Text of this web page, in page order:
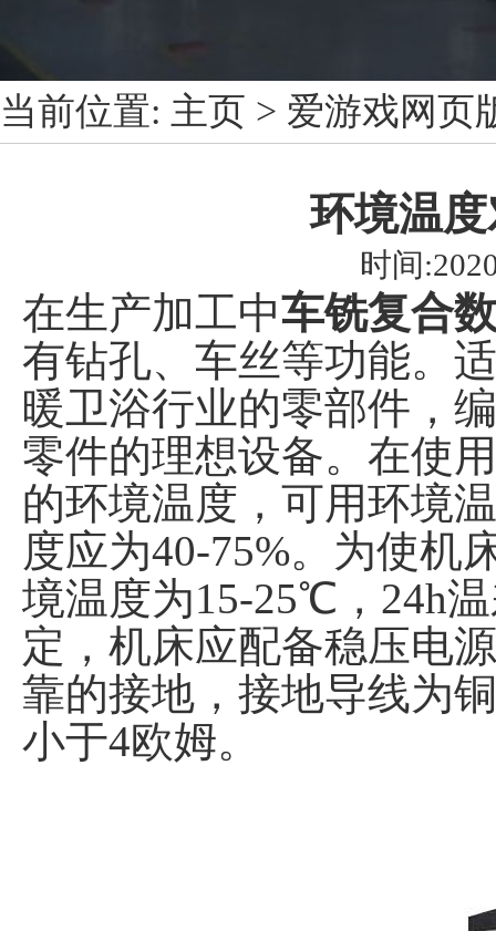
当前位置: 主页 > 爱游戏网页
环境温
时间
在生产加工中车铣复合
有钻孔、车丝等功能。
暖卫浴行业的零部件，
零件的理想设备。在使
的环境温度，可用环境
度应为40-75%。为使机
境温度为15-25℃，24h
定，机床应配备稳压电
靠的接地，接地导线为
小于4欧姆。